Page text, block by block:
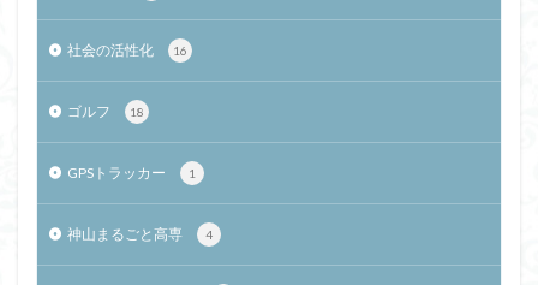
社会の活性化 16
ゴルフ 18
GPSトラッカー 1
神山まるごと高専 4